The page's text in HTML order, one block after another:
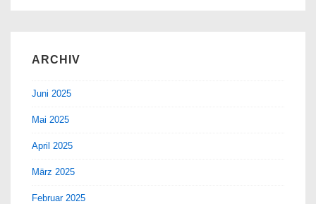
ARCHIV
Juni 2025
Mai 2025
April 2025
März 2025
Februar 2025